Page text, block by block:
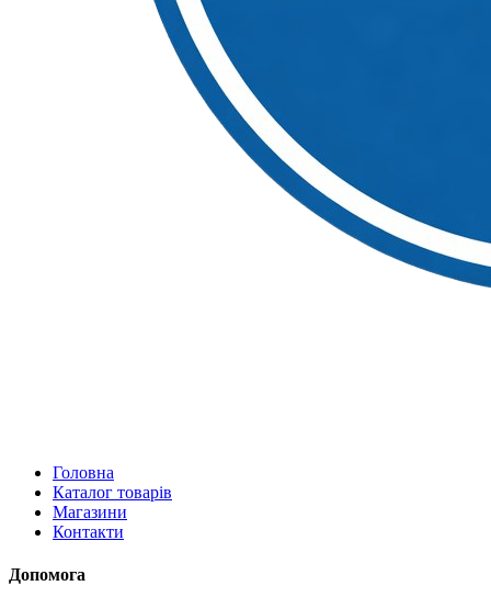
Головна
Каталог товарів
Магазини
Контакти
Допомога